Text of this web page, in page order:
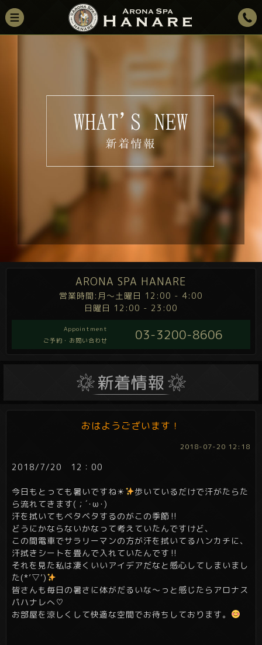
ARONA SPA HANARE
営業時間:月～土曜日 12:00 - 4:00
日曜日 12:00 - 23:00
Appointment
ご予約・お問い合わせ
03-3200-8606
おはようございます！
2018-07-20 12:18
2018/7/20 12：00
今日もとっても暑いですね☀
歩いているだけで汗がたらた
ら流れてきます(；´･ω･)
汗を拭いてもベタベタするのがこの季節‼
どうにかならないかなって考えていたんですけど、
この間電車でサラリーマンの方が汗を拭いてるハンカチに、
汗拭きシートを畳んで入れていたんです‼
それを見た私は凄くいいアイデアだなと感心してしまいまし
た(*’▽’)
皆さんも毎日の暑さに体がだるいな～っと感じたらアロナス
パハナレへ♡
お部屋を涼しくして快適な空間でお待ちしております。